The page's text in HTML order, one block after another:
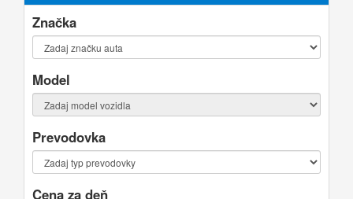
Značka
Model
Prevodovka
Cena za deň